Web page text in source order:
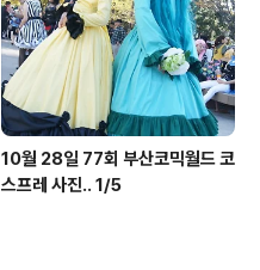
10월 28일 77회 부산코믹월드 코
스프레 사진.. 1/5